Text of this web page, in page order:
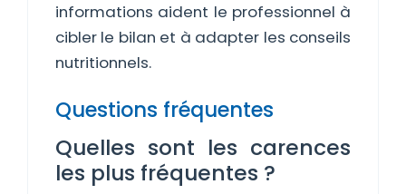
informations aident le professionnel à
cibler le bilan et à adapter les conseils
nutritionnels.
Questions fréquentes
Quelles sont les carences
les plus fréquentes ?